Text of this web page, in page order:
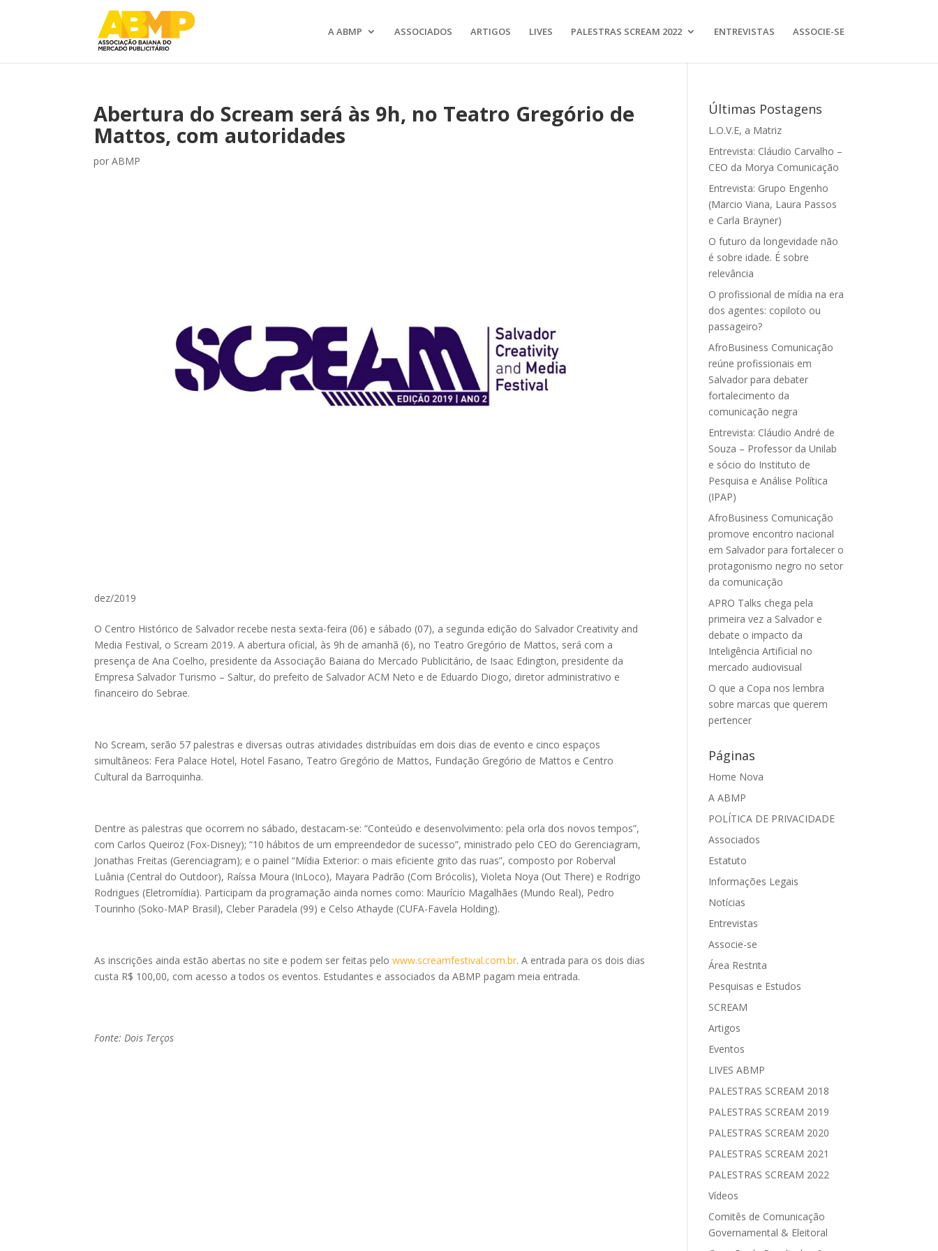
A ABMP ASSOCIADOS ARTIGOS LIVES PALESTRAS SCREAM 2022 ENTREVISTAS ASSOCIE-SE
Abertura do Scream será às 9h, no Teatro Gregório de
Mattos, com autoridades
porABMP
dez/2019
O Centro Histórico de Salvador recebe nesta sexta-feira (06) e sábado (07), a segunda edição do Salvador Creativity and
Media Festival, o Scream 2019. A abertura oficial, às 9h de amanhã (6), no Teatro Gregório de Mattos, será com a
presença de Ana Coelho, presidente da Associação Baiana do Mercado Publicitário, de Isaac Edington, presidente da
Empresa Salvador Turismo – Saltur, do prefeito de Salvador ACM Neto e de Eduardo Diogo, diretor administrativo e
financeiro do Sebrae.
No Scream, serão 57 palestras e diversas outras atividades distribuídas em dois dias de evento e cinco espaços
simultâneos: Fera Palace Hotel, Hotel Fasano, Teatro Gregório de Mattos, Fundação Gregório de Mattos e Centro
Cultural da Barroquinha.
Dentre as palestras que ocorrem no sábado, destacam-se: “Conteúdo e desenvolvimento: pela orla dos novos tempos”,
com Carlos Queiroz (Fox-Disney); “10 hábitos de um empreendedor de sucesso”, ministrado pelo CEO do Gerenciagram,
Jonathas Freitas (Gerenciagram); e o painel “Mídia Exterior: o mais eficiente grito das ruas”, composto por Roberval
Luânia (Central do Outdoor), Raíssa Moura (InLoco), Mayara Padrão (Com Brócolis), Violeta Noya (Out There) e Rodrigo
Rodrigues (Eletromídia). Participam da programação ainda nomes como: Maurício Magalhães (Mundo Real), Pedro
Tourinho (Soko-MAP Brasil), Cleber Paradela (99) e Celso Athayde (CUFA-Favela Holding).
As inscrições ainda estão abertas no site e podem ser feitas pelowww.screamfestival.com.br. A entrada para os dois dias
custa R$ 100,00, com acesso a todos os eventos. Estudantes e associados da ABMP pagam meia entrada.
Fonte: Dois Terços
Últimas Postagens
L.O.V.E, a Matriz
Entrevista: Cláudio Carvalho –
CEO da Morya Comunicação
Entrevista: Grupo Engenho
(Marcio Viana, Laura Passos
e Carla Brayner)
O futuro da longevidade não
é sobre idade. É sobre
relevância
O profissional de mídia na era
dos agentes: copiloto ou
passageiro?
AfroBusiness Comunicação
reúne profissionais em
Salvador para debater
fortalecimento da
comunicação negra
Entrevista: Cláudio André de
Souza – Professor da Unilab
e sócio do Instituto de
Pesquisa e Análise Política
(IPAP)
AfroBusiness Comunicação
promove encontro nacional
em Salvador para fortalecer o
protagonismo negro no setor
da comunicação
APRO Talks chega pela
primeira vez a Salvador e
debate o impacto da
Inteligência Artificial no
mercado audiovisual
O que a Copa nos lembra
sobre marcas que querem
pertencer
Páginas
Home Nova
A ABMP
POLÍTICA DE PRIVACIDADE
Associados
Estatuto
Informações Legais
Notícias
Entrevistas
Associe-se
Área Restrita
Pesquisas e Estudos
SCREAM
Artigos
Eventos
LIVES ABMP
PALESTRAS SCREAM 2018
PALESTRAS SCREAM 2019
PALESTRAS SCREAM 2020
PALESTRAS SCREAM 2021
PALESTRAS SCREAM 2022
Vídeos
Comitês de Comunicação
Governamental & Eleitoral